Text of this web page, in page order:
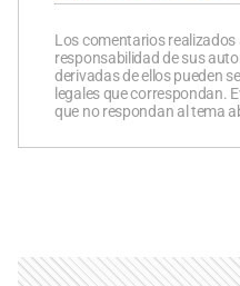
Los comentarios realizados
responsabilidad de sus
derivadas de ellos pueden
legales que correspondan.
que no respondan al tema